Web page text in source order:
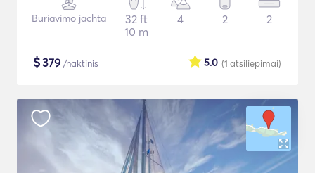
Buriavimo jachta
32 ft
10 m
4 2 2
$379 /naktinis (1 atsiliepimai)
5.0